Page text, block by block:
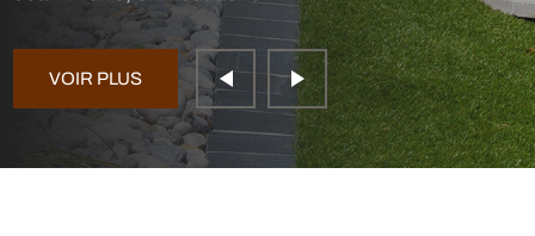
VOIR PLUS